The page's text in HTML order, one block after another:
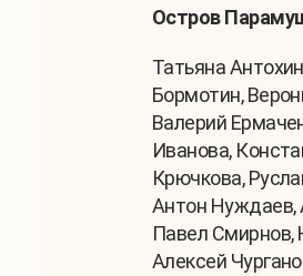
Остров
Татьяна
Бормотин,
Валерий
Иванова,
Крючкова,
Антон Нуждаев,
Павел Смирнов,
Алексей